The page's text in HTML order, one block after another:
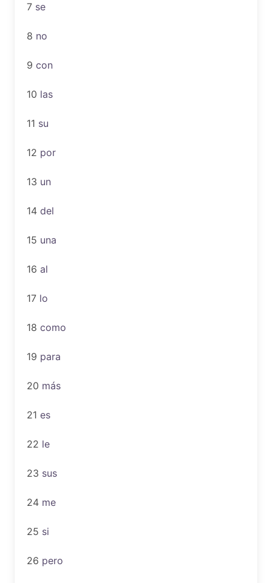
7 se
8 no
9 con
10 las
11 su
12 por
13 un
14 del
15 una
16 al
17 lo
18 como
19 para
20 más
21 es
22 le
23 sus
24 me
25 si
26 pero